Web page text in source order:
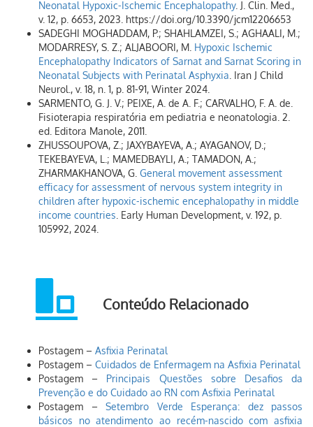
Neonatal Hypoxic-Ischemic Encephalopathy. J. Clin. Med.,
v. 12, p. 6653, 2023. https://doi.org/10.3390/jcm12206653
SADEGHI MOGHADDAM, P.; SHAHLAMZEI, S.; AGHAALI, M.;
MODARRESY, S. Z.; ALJABOORI, M. Hypoxic Ischemic
Encephalopathy Indicators of Sarnat and Sarnat Scoring in
Neonatal Subjects with Perinatal Asphyxia . Iran J Child
Neurol., v. 18, n. 1, p. 81-91, Winter 2024.
SARMENTO, G. J. V.; PEIXE, A. de A. F.; CARVALHO, F. A. de.
Fisioterapia respiratória em pediatria e neonatologia. 2.
ed. Editora Manole, 2011.
ZHUSSOUPOVA, Z.; JAXYBAYEVA, A.; AYAGANOV, D.;
TEKEBAYEVA, L.; MAMEDBAYLI, A.; TAMADON, A.;
ZHARMAKHANOVA, G. General movement assessment
efficacy for assessment of nervous system integrity in
children after hypoxic-ischemic encephalopathy in middle
income countries . Early Human Development, v. 192, p.
105992, 2024.
Conteúdo Relacionado
Postagem – Asfixia Perinatal
Postagem – Cuidados de Enfermagem na Asfixia Perinatal
Postagem – Principais Questões sobre Desafios da
Prevenção e do Cuidado ao RN com Asfixia Perinatal
Postagem – Setembro Verde Esperança: dez passos
básicos no atendimento ao recém-nascido com asfixia